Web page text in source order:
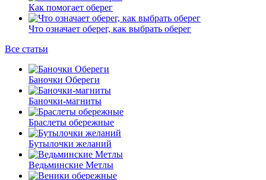
Как помогает оберег
Что означает оберег, как выбрать оберег
Все статьи
Баночки Обереги
Баночки-магниты
Браслеты обережные
Бутылочки желаний
Ведьминские Метлы